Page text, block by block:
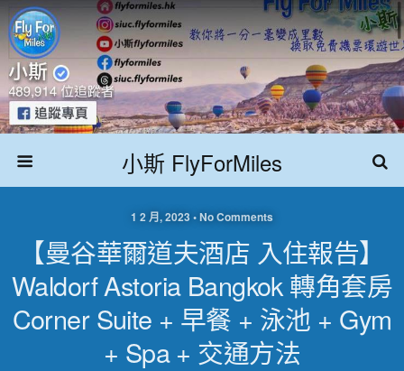
小斯 FlyForMiles
1 2 月, 2023 • No Comments
【曼谷華爾道夫酒店 入住報告】
Waldorf Astoria Bangkok 轉角套房
Corner Suite + 早餐 + 泳池 + Gym
+ Spa + 交通方法